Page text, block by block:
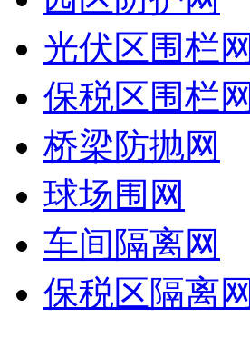
光伏区围栏网
保税区围栏网
桥梁防抛网
球场围网
车间隔离网
保税区隔离网